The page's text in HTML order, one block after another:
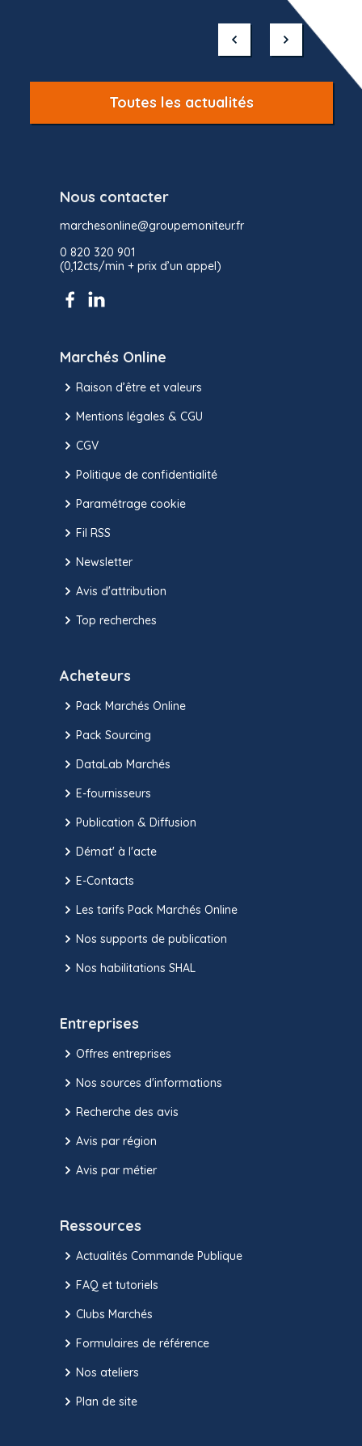
Toutes les actualités
Nous contacter
marchesonline@groupemoniteur.fr
0 820 320 901
(0,12cts/min + prix d’un appel)
Marchés Online
Raison d’être et valeurs
Mentions légales & CGU
CGV
Politique de confidentialité
Paramétrage cookie
Fil RSS
Newsletter
Avis d'attribution
Top recherches
Acheteurs
Pack Marchés Online
Pack Sourcing
DataLab Marchés
E-fournisseurs
Publication & Diffusion
Démat' à l'acte
E-Contacts
Les tarifs Pack Marchés Online
Nos supports de publication
Nos habilitations SHAL
Entreprises
Offres entreprises
Nos sources d'informations
Recherche des avis
Avis par région
Avis par métier
Ressources
Actualités Commande Publique
FAQ et tutoriels
Clubs Marchés
Formulaires de référence
Nos ateliers
Plan de site